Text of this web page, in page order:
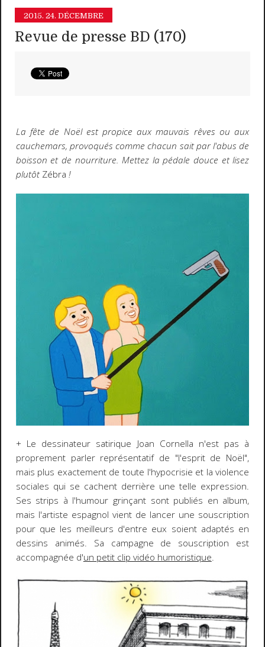
2015. 24. DÉCEMBRE
Revue de presse BD (170)
La fête de Noël est propice aux mauvais rêves ou aux
cauchemars, provoqués comme chacun sait par l'abus de
boisson et de nourriture. Mettez la pédale douce et lisez
plutôtZébra !
+ Le dessinateur satirique Joan Cornella n'est pas à
proprement parler représentatif de "l'esprit de Noël",
mais plus exactement de toute l'hypocrisie et la violence
sociales qui se cachent derrière une telle expression.
Ses strips à l'humour grinçant sont publiés en album,
mais l'artiste espagnol vient de lancer une souscription
pour que les meilleurs d'entre eux soient adaptés en
dessins animés. Sa campagne de souscription est
accompagnée d'un petit clip vidéo humoristique.